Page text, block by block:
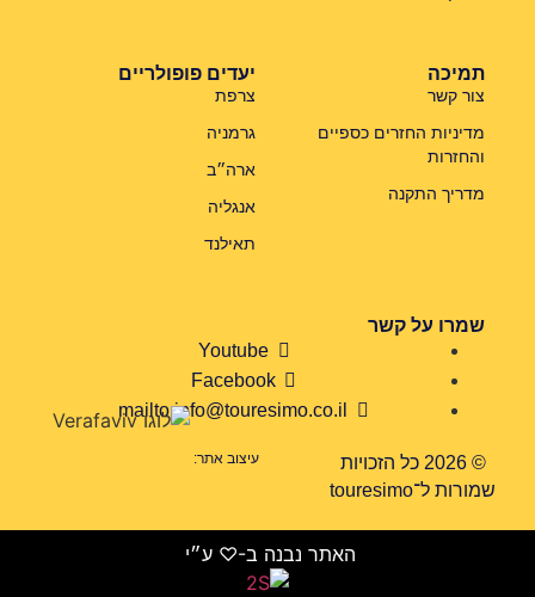
תמיכה
צור קשר
מדיניות החזרים כספיים
והחזרות
מדריך התקנה
יעדים פופולריים
צרפת
גרמניה
ארה״ב
אנגליה
תאילנד
שמרו על קשר
Youtube
Facebook
mailto:info@touresimo.co.il
© 2026 כל הזכויות
שמורות ל־touresimo
עיצוב אתר:
האתר נבנה ב-♡ ע״י